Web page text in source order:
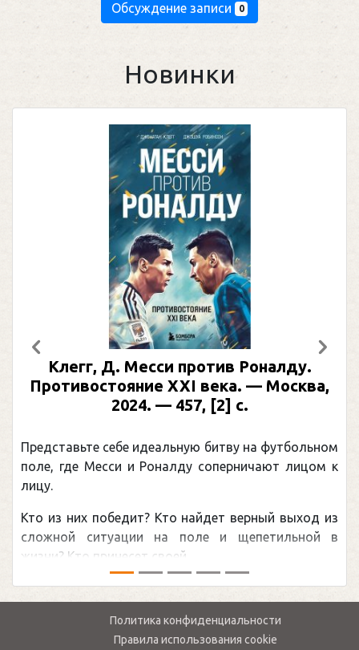
Обсуждение записи 0
Новинки
Клегг, Д. Месси против Роналду.
Противостояние XXI века. — Москва,
2024. — 457, [2] с.
Представьте себе идеальную битву на футбольном
поле, где Месси и Роналду соперничают лицом к
лицу.
Кто из них победит? Кто найдет верный выход из
сложной ситуации на поле и щепетильной в
жизни? Кто принесет своей ...
Предыдущий
Политика конфиденциальности
Правила использования cookie